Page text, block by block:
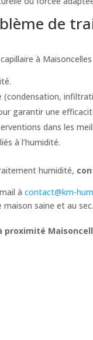
de
à Maisoncelles
garantir une
dans les
à l’humidité.
humidité,
àcontact@km-
saine et au sec.